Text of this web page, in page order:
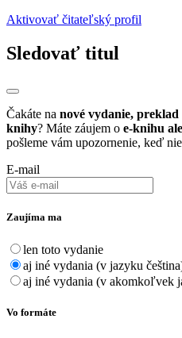
Aktivovať čitateľský profil
Sledovať titul
Čakáte na nové vydanie,
knihy? Máte záujem o e-knihu
pošleme vám upozornenie, keď
E-mail
Zaujíma ma
len toto vydanie
aj iné vydania (v jazyku
aj iné vydania (v akomkoľvek
Vo formáte